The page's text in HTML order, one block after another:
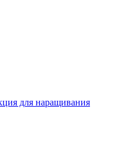
для наращивания